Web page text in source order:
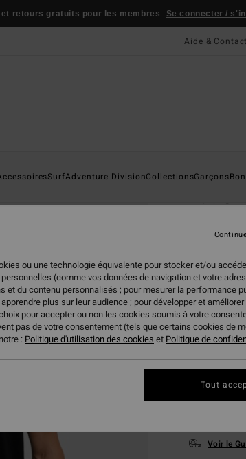
retours gratuits pour les membres Se connecter /
Aide & Contact
SurfAdventure DivisionCollectionsGarçons
A.I.
T-Shirt à
Couleur
S
Voir le
ou une technologie équivalente pour stocker et/ou
(comme vos données de navigation et votre
et du contenu personnalisés ; pour mesurer la performance
plus sur leur audience ; pour développer et
pour accepter ou non les cookies soumis à votre
pas de votre consentement (tels que certains cookies de
: Politique d'utilisation des cookies et Politique de
Tout